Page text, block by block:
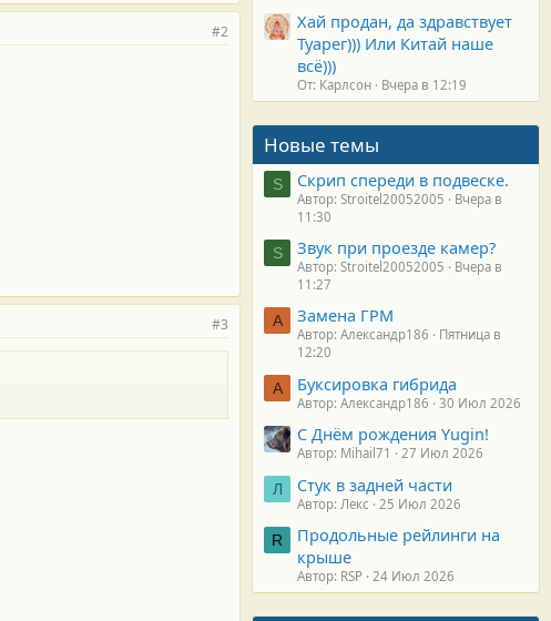
#2
#3
Хай продан, да здравствует
Туарег))) Или Китай наше
всё)))
От: Карлсон Вчера в 12:19
Новые темы
S Скрип спереди в подвеске.
Автор: Stroitel20052005
Вчера в
11:30
S Звук при проезде камер?
Автор: Stroitel20052005
Вчера в
11:27
А Замена ГРМ
Автор: Александр186
Пятница в
12:20
А Буксировка гибрида
Автор: Александр186 30 Июл 2026
С Днём рождения Yugin!
Автор: Mihail71 27 Июл 2026
Л Стук в задней части
Автор: Лекс 25 Июл 2026
R
Продольные рейлинги на
крыше
Автор: RSP 24 Июл 2026